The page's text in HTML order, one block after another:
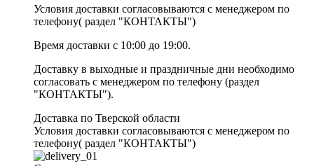
Условия доставки согласовываются с менеджером по
телефону( раздел "КОНТАКТЫ")
Время доставки с 10:00 до 19:00.
Доставку в выходные и праздничные дни необходимо
согласовать с менеджером по телефону (раздел
"КОНТАКТЫ").
Доставка по Тверской области
Условия доставки согласовываются с менеджером по
телефону( раздел "КОНТАКТЫ")